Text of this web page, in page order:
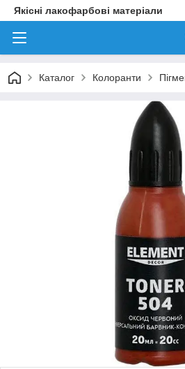
Якісні лакофарбові матеріали
Каталог Колоранти